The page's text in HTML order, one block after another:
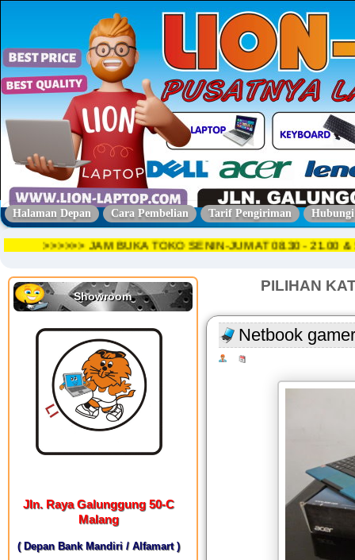
Halaman Depan Cara Pembelian Tarif Pengiriman
>>>>>> JAM BUKA TOKO SENIN-JUMAT 08.30 -
Showroom
Jln. Raya Galunggung 50-C
Malang
( Depan Bank Mandiri / Alfamart )
PILIHAN
Netbook